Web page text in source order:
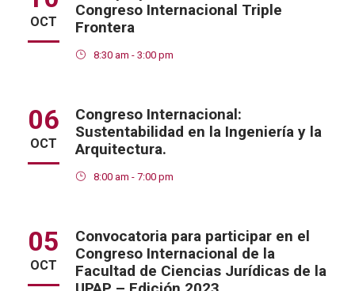
OCT
Congreso Internacional Triple
Frontera
8:30 am - 3:00 pm
06
OCT
Congreso Internacional:
Sustentabilidad en la Ingeniería y la
Arquitectura.
8:00 am - 7:00 pm
05
OCT
Convocatoria para participar en el
Congreso Internacional de la
Facultad de Ciencias Jurídicas de la